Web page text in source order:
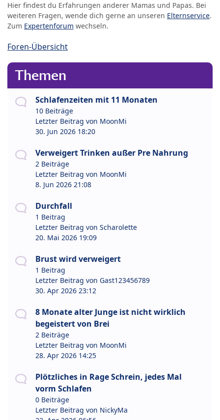
Hier findest du Erfahrungen anderer Mamas und Papas. Bei
weiteren Fragen, wende dich gerne an unseren Elternservice.
Zum Expertenforum wechseln.
Foren-Übersicht
Themen
Schlafenzeiten mit 11 Monaten
10 Beiträge
Letzter Beitrag von MoonMi
30. Jun 2026 18:20
Verweigert Trinken außer Pre Nahrung
2 Beiträge
Letzter Beitrag von MoonMi
8. Jun 2026 21:08
Durchfall
1 Beitrag
Letzter Beitrag von Scharolette
20. Mai 2026 19:09
Brust wird verweigert
1 Beitrag
Letzter Beitrag von Gast123456789
30. Apr 2026 23:12
8 Monate alter Junge ist nicht wirklich
begeistert von Brei
2 Beiträge
Letzter Beitrag von MoonMi
28. Apr 2026 14:25
Plötzliches in Rage Schrein, jedes Mal
vorm Schlafen
0 Beiträge
Letzter Beitrag von NickyMa